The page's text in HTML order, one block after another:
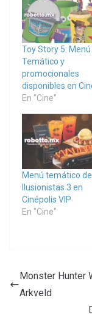
Toy Story 5: Menú
Temático y
promocionales
disponibles en
En "Cine"
Menú temático
Ilusionistas 3 en
Cinépolis VIP
En "Cine"
Monster Hunter
Arkveld